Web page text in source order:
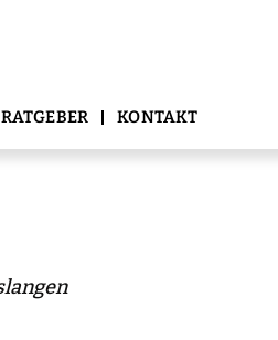
RATGEBER KONTAKT